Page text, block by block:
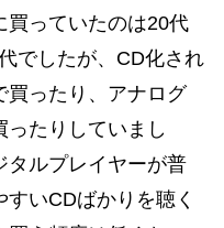
買っていたのは20代
でしたが、CD化され
買ったり、アナログ
たりしていまし
タルプレイヤーが普
いCDばかりを聴く